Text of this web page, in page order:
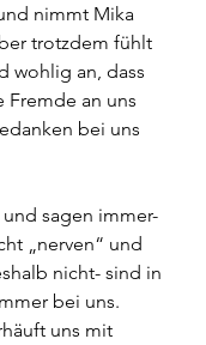
nimmt Mika
trotzdem fühlt
wohlig an, dass
Fremde an uns
bei uns
sagen immer-
„nerven“ und
nicht- sind in
bei uns.
uns mit